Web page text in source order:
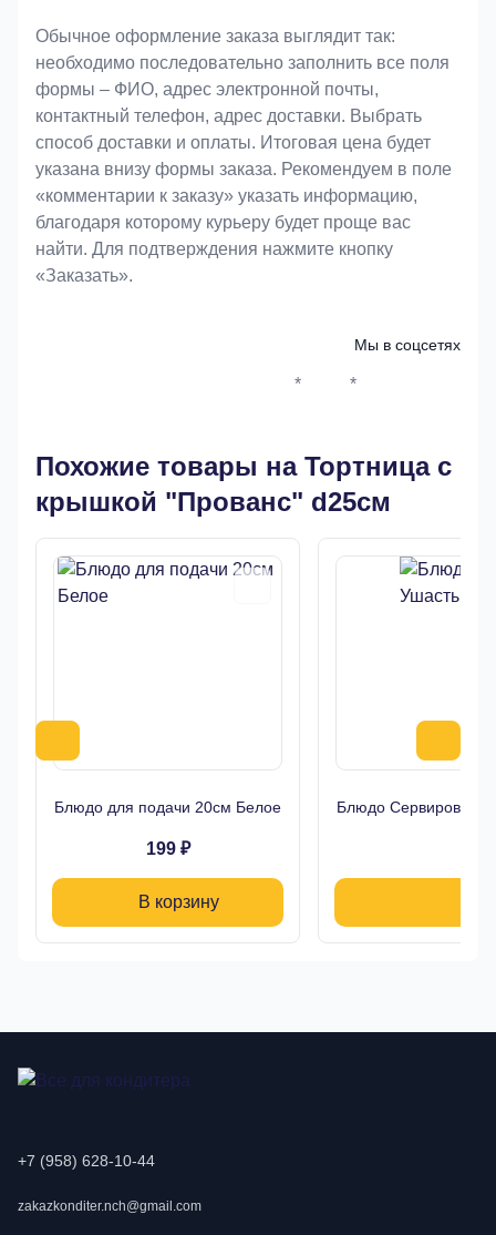
Обычное оформление заказа выглядит так:
необходимо последовательно заполнить все поля
формы – ФИО, адрес электронной почты,
контактный телефон, адрес доставки. Выбрать
способ доставки и оплаты. Итоговая цена будет
указана внизу формы заказа. Рекомендуем в поле
«комментарии к заказу» указать информацию,
благодаря которому курьеру будет проще вас
найти. Для подтверждения нажмите кнопку
«Заказать».
Мы в соцсетях
* *
Похожие товары на Тортница с
крышкой "Прованс" d25см
Блюдо для подачи 20см Белое
199 ₽
В корзину
Блюдо
+7 (958) 628-10-44
zakazkonditer.nch@gmail.com